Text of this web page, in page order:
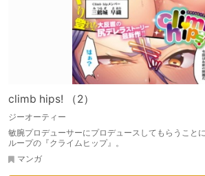
climb hips! （2）
ジーオーティー
敏腕プロデューサーにプロデュースしてもらうこと
ループの『クライムヒップ』。
マンガ